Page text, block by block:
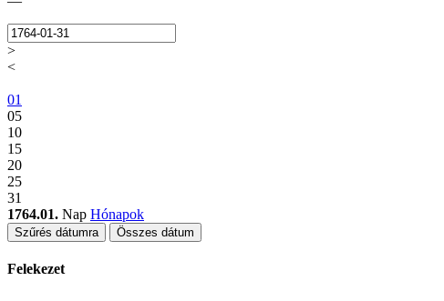
>
<
01
05
10
15
20
25
31
1764.01. Nap Hónapok
Szűrés dátumra Összes dátum
Felekezet